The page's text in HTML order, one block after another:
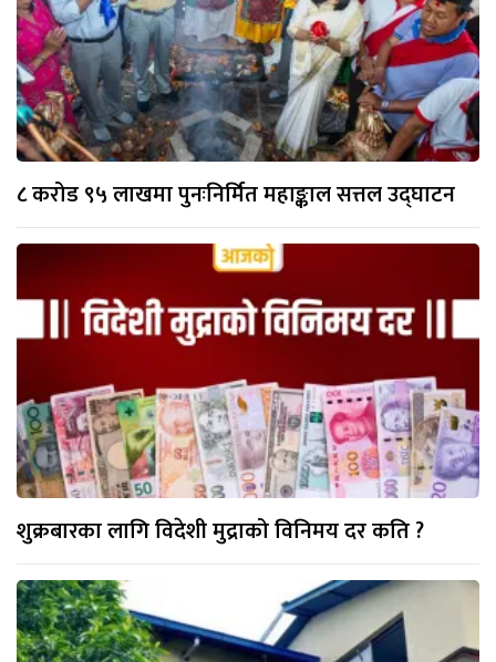
८ करोड ९५ लाखमा पुनःनिर्मित महाङ्काल सत्तल उद्घाटन
शुक्रबारका लागि विदेशी मुद्राको विनिमय दर कति ?